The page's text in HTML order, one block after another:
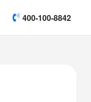
400-100-8842